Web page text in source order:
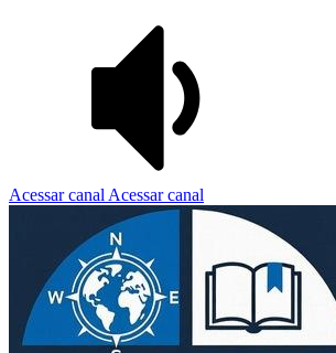
Acessar canal Acessar canal